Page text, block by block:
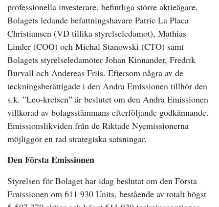
professionella investerare, befintliga större aktieägare,
Bolagets ledande befattningshavare Patric La Placa
Christiansen (VD tillika styrelseledamot), Mathias
Linder (COO) och Michal Stanowski (CTO) samt
Bolagets styrelseledamöter Johan Kinnander, Fredrik
Burvall och Andereas Friis. Eftersom några av de
teckningsberättigade i den Andra Emissionen tillhör den
s.k. ”Leo-kretsen” är beslutet om den Andra Emissionen
villkorad av bolagsstämmans efterföljande godkännande.
Emissionslikviden från de Riktade Nyemissionerna
möjliggör en rad strategiska satsningar.
Den Första Emissionen
Styrelsen för Bolaget har idag beslutat om den Första
Emissionen om 611 930 Units, bestående av totalt högst